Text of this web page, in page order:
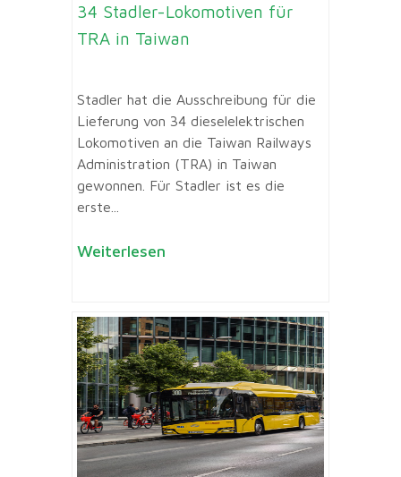
34 Stadler-Lokomotiven für
TRA in Taiwan
Stadler hat die Ausschreibung für die
Lieferung von 34 dieselelektrischen
Lokomotiven an die Taiwan Railways
Administration (TRA) in Taiwan
gewonnen. Für Stadler ist es die
erste...
Weiterlesen